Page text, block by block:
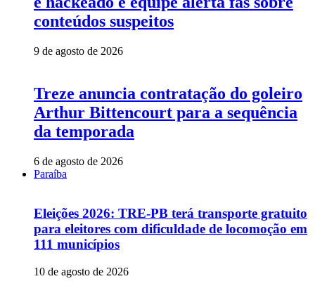
conteúdos suspeitos
9 de agosto de 2026
Treze anuncia contratação do goleiro
Arthur Bittencourt para a sequência
da temporada
6 de agosto de 2026
Paraíba
Eleições 2026: TRE-PB terá transporte gratuito
para eleitores com dificuldade de locomoção em
111 municípios
10 de agosto de 2026